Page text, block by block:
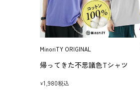
MinoriTY ORIGINAL
帰ってきた不思議色Tシャツ
¥1,980税込